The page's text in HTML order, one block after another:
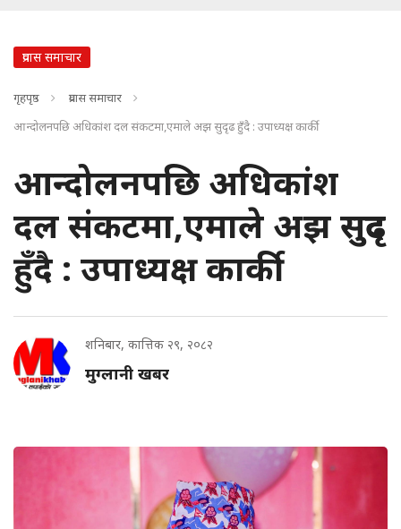
प्रवास समाचार
गृहपृष्ठ
प्रवास समाचार
आन्दोलनपछि अधिकांश दल संकटमा,एमाले अझ सुदृढ हुँदै : उपाध्यक्ष कार्की
आन्दोलनपछि अधिकांश
दल संकटमा,एमाले अझ सुदृढ
हुँदै : उपाध्यक्ष कार्की
शनिबार, कात्तिक २९, २०८२
मुग्लानी खबर